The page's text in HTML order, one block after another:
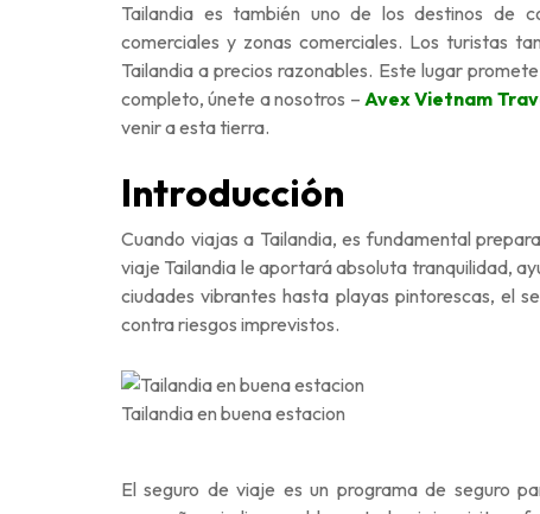
Tailandia es también uno de los destinos de
comerciales y zonas comerciales. Los turistas
Tailandia a precios razonables. Este lugar
completo, únete a nosotros – Avex Vietnam
venir a esta tierra.
Introducción
Cuando viajas a Tailandia, es fundamental
viaje Tailandia le aportará absoluta tranquilidad,
ciudades vibrantes hasta playas pintorescas, el
contra riesgos imprevistos.
Tailandia en buena estacion
El seguro de viaje es un programa de seguro